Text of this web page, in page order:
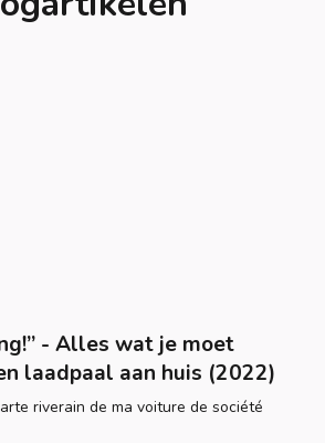
- Alles wat je moet
laadpaal aan huis (2022)
riverain de ma voiture de société